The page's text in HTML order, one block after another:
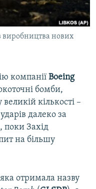
виробництва нових
компанії Boeing
бомби,
кількості –
далеко за
поки Захід
на більшу
отримала назву